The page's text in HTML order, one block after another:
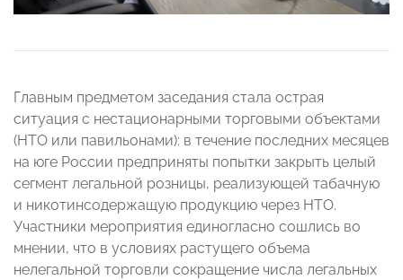
Главным предметом заседания стала острая
ситуация с нестационарными торговыми объектами
(НТО или павильонами): в течение последних месяцев
на юге России предприняты попытки закрыть целый
сегмент легальной розницы, реализующей табачную
и никотинсодержащую продукцию через НТО.
Участники мероприятия единогласно сошлись во
мнении, что в условиях растущего объема
нелегальной торговли сокращение числа легальных